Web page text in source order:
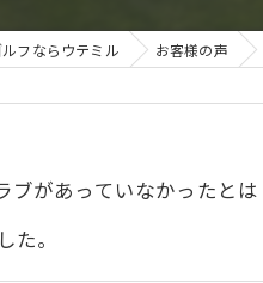
ュレーションゴルフ Caddy 料
スズヨンゴルフクラ
試打会開催受付
フならウテミル お客様の声
があっていなかったとは
。